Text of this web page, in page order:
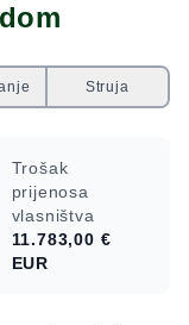
Struja
Trošak
prijenosa
vlasništva
11.783,00 €
EUR